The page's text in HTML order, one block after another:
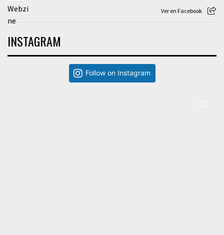
Ver en Facebook
INSTAGRAM
Follow on Instagram